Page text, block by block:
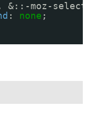
&::-moz-
: none ;